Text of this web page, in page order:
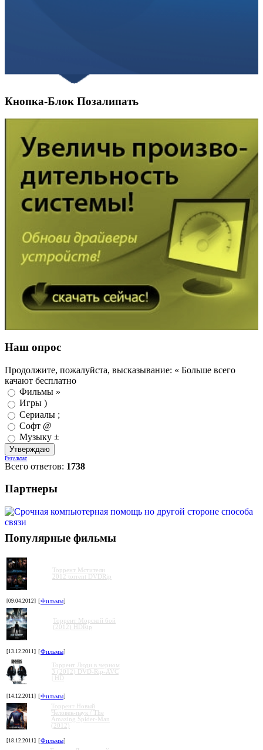
Кнопка-Блок Позалипать
Наш опрос
Продолжите, пожалуйста, высказывание: « Больше всего
качают бесплатно
Фильмы »
Игры )
Сериалы ;
Софт @
Музыку ±
Результат
Всего ответов: 1738
Партнеры
Популярные фильмы
Торрент Мстители
2012 torrent DVDRip
[09.04.2012] [Фильмы]
Торрент Морской бой
(2012) HDRip
[13.12.2011] [Фильмы]
Торрент Люди в черном
3 (2012) DVD-Rip-AVC
| HD
[14.12.2011] [Фильмы]
Торрент Новый
Человек-паук / The
Amazing Spider-Man
(2012)
[18.12.2011] [Фильмы]